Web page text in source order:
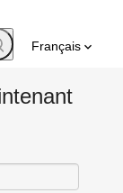
Français